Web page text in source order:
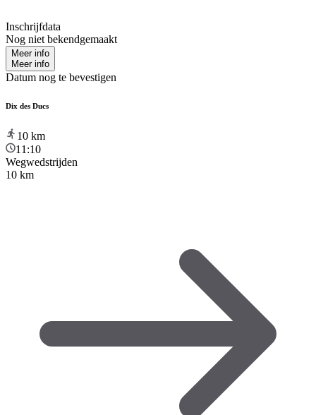
Inschrijfdata
Nog niet bekendgemaakt
Meer info
Meer info
Datum nog te bevestigen
Dix des Ducs
10 km
11:10
Wegwedstrijden
10 km